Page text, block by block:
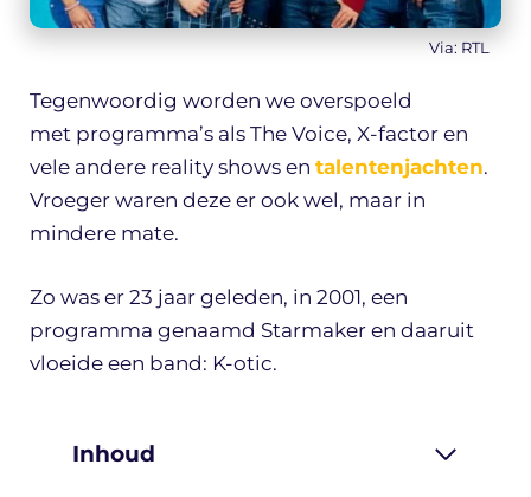
Via: RTL
Tegenwoordig worden we overspoeld
met programma’s als The Voice, X-factor en
vele andere reality shows en talentenjachten.
Vroeger waren deze er ook wel, maar in
mindere mate.
Zo was er 23 jaar geleden, in 2001, een
programma genaamd Starmaker en daaruit
vloeide een band: K-otic.
Inhoud